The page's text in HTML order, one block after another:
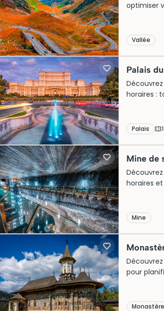
optimiser
Vallée
Palais
horaires :
Palais
Mine de
horaires
Mine
pour
Monastère